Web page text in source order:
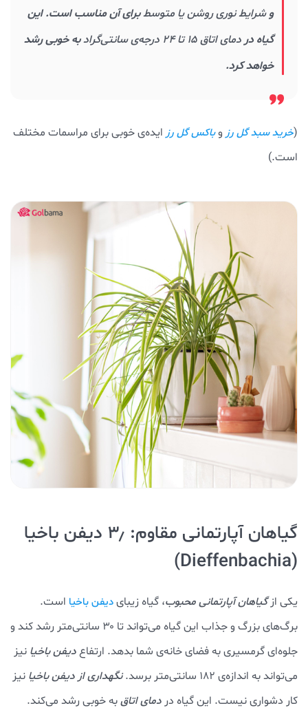
وشرایط نوری روشن یا متوسطبرای آن مناسب است. این
گیاه دردمای اتاق۱۵ تا ۲۴ درجه‌ی سانتی‌گراد
به خوبی رشد
خواهد کرد.
(خرید سبد گل رز وباکس گل رز ایده‌ی خوبی برای مراسمات مختلف
است.)
گیاهان آپارتمانی مقاوم: ۳٫ دیفن باخیا
(Dieffenbachia)
یکی ازگیاهان آپارتمانی محبوب، گیاه زیبایدیفن باخیا است.
برگ‌های بزرگ و جذاب این گیاه می‌تواند تا ۳۰ سانتی‌متر رشد کند و
جلوه‌ای گرمسیری به فضای خانه‌ی شما بدهد. ارتفاعدیفن باخیا نیز
می‌تواند به اندازه‌ی ۱۸۲ سانتی‌متر برسد.
نگهداری از دیفن باخیا نیز
کار دشواری نیست. این گیاه در دمای اتاقبه خوبی رشد می‌کند.